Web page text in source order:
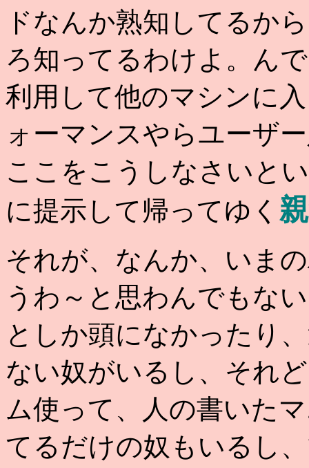
ドなんか熟知してるか
ろ知ってるわけよ。ん
利用して他のマシンに
ォーマンスやらユーザ
ここをこうしなさいと
に提示して帰ってゆく
それが、なんか、いま
うわ～と思わんでもな
としか頭になかったり
ない奴がいるし、それ
ム使って、人の書いた
てるだけの奴もいるし